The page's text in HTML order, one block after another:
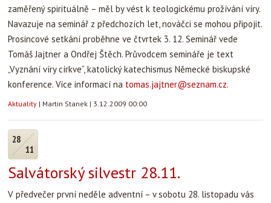
zaměřený spirituálně – měl by vést k teologickému prožívání víry.
Navazuje na seminář z předchozích let, nováčci se mohou připojit.
Prosincové setkání proběhne ve čtvrtek 3. 12. Seminář vede
Tomáš Jajtner a Ondřej Štěch. Průvodcem semináře je text
„Vyznání víry církve“, katolický katechismus Německé biskupské
konference. Více informací na tomas.jajtner@seznam.cz.
Aktuality | Martin Stanek | 3.12.2009 00:00
28
11
Salvátorský silvestr 28.11.
V předvečer první neděle adventní – v sobotu 28. listopadu vás